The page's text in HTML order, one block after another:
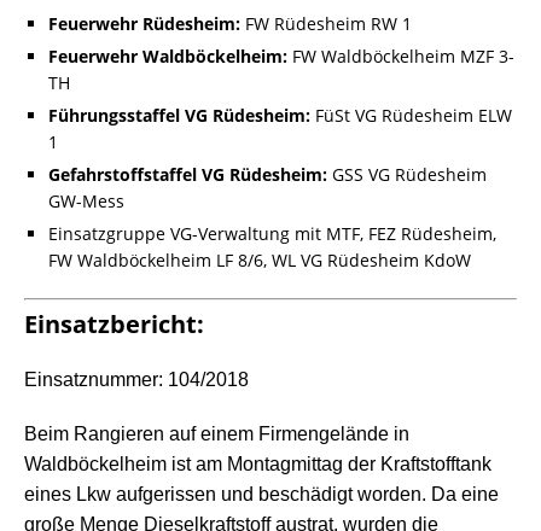
Feuerwehr Rüdesheim: FW Rüdesheim RW 1
Feuerwehr Waldböckelheim: FW Waldböckelheim MZF 3-
TH
Führungsstaffel VG Rüdesheim: FüSt VG Rüdesheim ELW
1
Gefahrstoffstaffel VG Rüdesheim: GSS VG Rüdesheim
GW-Mess
Einsatzgruppe VG-Verwaltung mit MTF, FEZ Rüdesheim,
FW Waldböckelheim LF 8/6, WL VG Rüdesheim KdoW
Einsatzbericht:
Einsatznummer: 104/2018
Beim Rangieren auf einem Firmengelände in
Waldböckelheim ist am Montagmittag der Kraftstofftank
eines Lkw aufgerissen und beschädigt worden. Da eine
große Menge Dieselkraftstoff austrat, wurden die